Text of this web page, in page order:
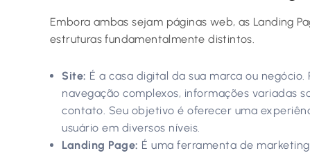
Embora ambas sejam páginas web, as Landing
estruturas fundamentalmente distintos.
Site: É a casa digital da sua marca ou negócio.
navegação complexos, informações variadas
contato. Seu objetivo é oferecer uma
usuário em diversos níveis.
Landing Page: É uma ferramenta de